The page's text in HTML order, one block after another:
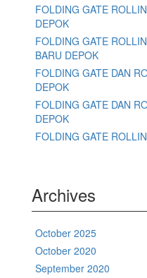
FOLDING GATE
DEPOK
FOLDING GATE
BARU DEPOK
FOLDING GATE DAN
DEPOK
FOLDING GATE DAN
DEPOK
FOLDING GATE
Archives
October 2025
October 2020
September 2020